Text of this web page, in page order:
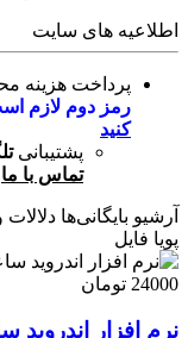
اطلاعیه های سایت
پرداخت هزینه
رمز دوم لازم
کنید
پشتیبانی
تماس با ما
آرشیو بایگانی‌ها
پویا فایل
24000 تومان
نرم افزار